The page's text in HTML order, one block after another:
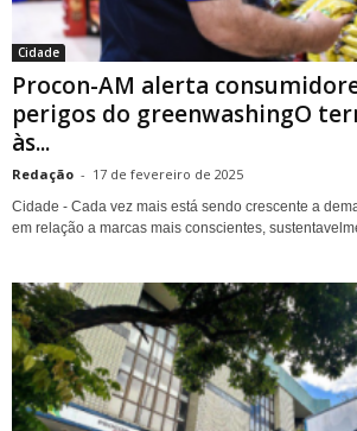
Cidade
Procon-AM alerta
perigos do greenwashingO
às...
Redação - 17 de fevereiro de 2025
Cidade - Cada vez mais está sendo crescente a
em relação a marcas mais conscientes,